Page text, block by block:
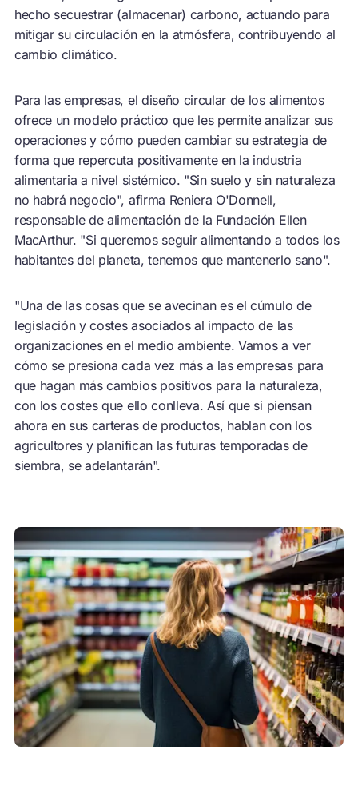
hecho secuestrar (almacenar) carbono, actuando para
mitigar su circulación en la atmósfera, contribuyendo al
cambio climático.
Para las empresas, el diseño circular de los alimentos
ofrece un modelo práctico que les permite analizar sus
operaciones y cómo pueden cambiar su estrategia de
forma que repercuta positivamente en la industria
alimentaria a nivel sistémico. "Sin suelo y sin naturaleza
no habrá negocio", afirma Reniera O'Donnell,
responsable de alimentación de la Fundación Ellen
MacArthur. "Si queremos seguir alimentando a todos los
habitantes del planeta, tenemos que mantenerlo sano".
"Una de las cosas que se avecinan es el cúmulo de
legislación y costes asociados al impacto de las
organizaciones en el medio ambiente. Vamos a ver
cómo se presiona cada vez más a las empresas para
que hagan más cambios positivos para la naturaleza,
con los costes que ello conlleva. Así que si piensan
ahora en sus carteras de productos, hablan con los
agricultores y planifican las futuras temporadas de
siembra, se adelantarán".